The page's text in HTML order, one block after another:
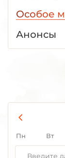
Особое
Анонсы
Пн Вт